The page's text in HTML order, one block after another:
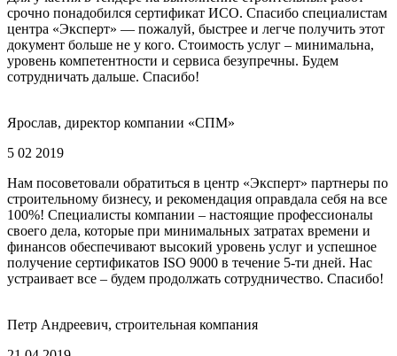
срочно понадобился сертификат ИСО. Спасибо специалистам
центра «Эксперт» — пожалуй, быстрее и легче получить этот
документ больше не у кого. Стоимость услуг – минимальна,
уровень компетентности и сервиса безупречны. Будем
сотрудничать дальше. Спасибо!
Ярослав, директор компании «СПМ»
5 02 2019
Нам посоветовали обратиться в центр «Эксперт» партнеры по
строительному бизнесу, и рекомендация оправдала себя на все
100%! Специалисты компании – настоящие профессионалы
своего дела, которые при минимальных затратах времени и
финансов обеспечивают высокий уровень услуг и успешное
получение сертификатов ISO 9000 в течение 5-ти дней. Нас
устраивает все – будем продолжать сотрудничество. Спасибо!
Петр Андреевич, строительная компания